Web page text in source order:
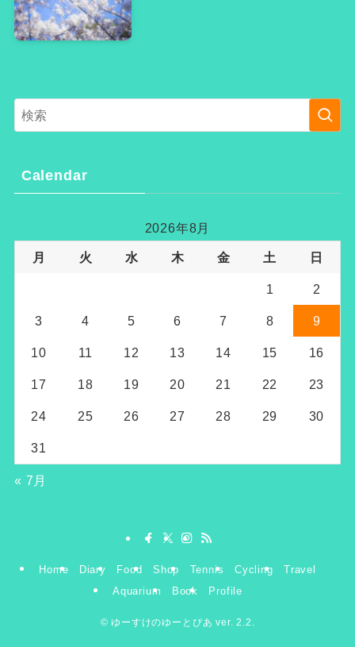
Calendar
2026年8月
月 火 水 木 金 土 日
1 2
3 4 5 6 7 8 9
10 11 12 13 14 15 16
17 18 19 20 21 22 23
24 25 26 27 28 29 30
31
« 7月
Home Diary Food Shop Tennis Cycling
Travel
Aquarium
Book Profile
© ゆーすけのゆーとぴあ ver. 2.2.